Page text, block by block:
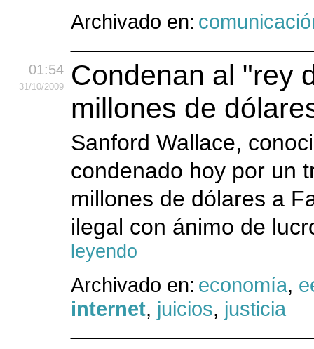
Archivado en:
01:54
31/10/2009
Condenan al "rey
millones de
Sanford Wallace,
condenado hoy por un
millones de dólares a
ilegal con ánimo de
leyendo
Archivado en: economía,
internet, juicios, justicia